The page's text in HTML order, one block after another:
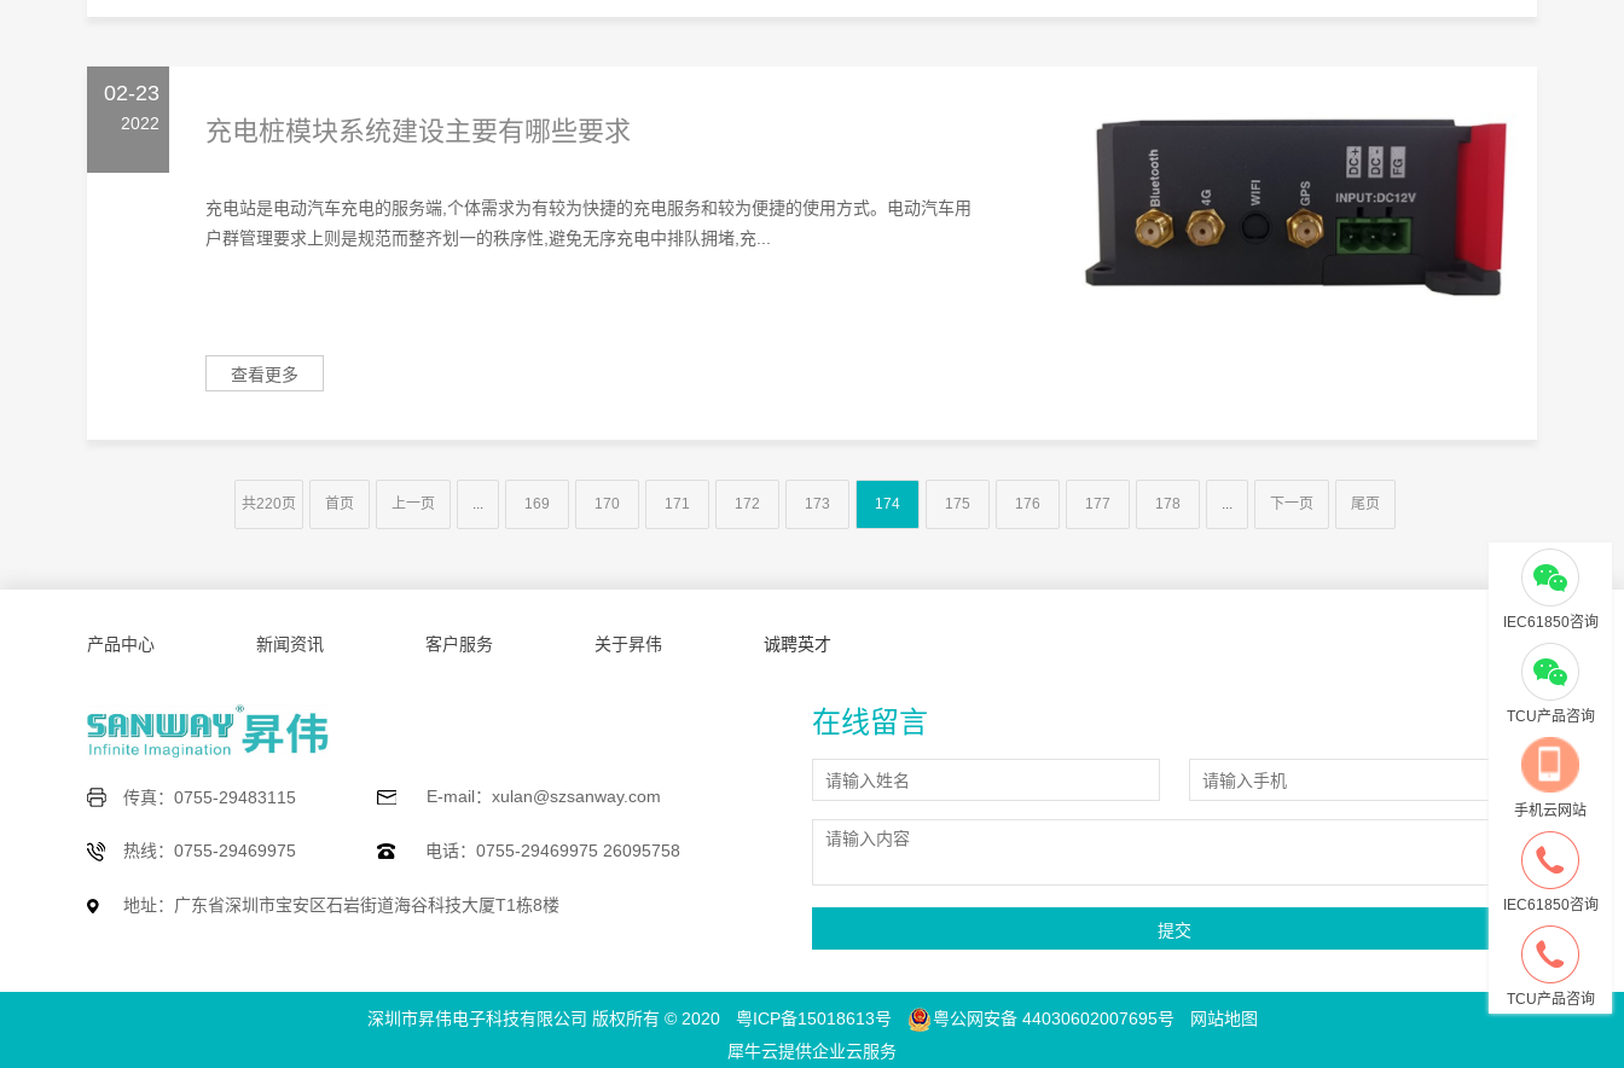
02-23
2022 充电桩模块系统建设主要有哪些要求
充电站是电动汽车充电的服务端,个体需求为有较为快捷的充电服务和较为便捷的使用方式。电动汽车用
户群管理要求上则是规范而整齐划一的秩序性,避免无序充电中排队拥堵,充...
查看更多
共220页 首页 上一页 ... 169 170 171 172 173 174 175 176 177 178 ... 下一页 尾页
产品中心 新闻资讯 客户服务 关于昇伟 诚聘英才
传真：0755-29483115 E-mail：xulan@szsanway.com
热线：0755-29469975 电话：0755-29469975 26095758
地址：广东省深圳市宝安区石岩街道海谷科技大厦T1栋8楼
在线留言
深圳市昇伟电子科技有限公司 版权所有 © 2020 粤ICP备15018613号 粤公网安备 44030602007695号
网站地图
犀牛云提供企业云服务
IEC61850咨询
TCU产品咨询
手机云网站
IEC61850咨询
TCU产品咨询